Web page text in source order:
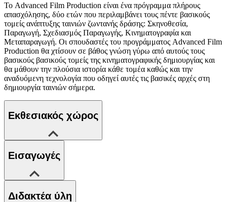
Το Advanced Film Production είναι ένα πρόγραμμα πλήρους
απασχόλησης, δύο ετών που περιλαμβάνει τους πέντε βασικούς
τομείς ανάπτυξης ταινιών ζωντανής δράσης: Σκηνοθεσία,
Παραγωγή, Σχεδιασμός Παραγωγής, Κινηματογραφία και
Μεταπαραγωγή. Οι σπουδαστές του προγράμματος Advanced Film
Production θα χτίσουν σε βάθος γνώση γύρω από αυτούς τους
βασικούς βασικούς τομείς της κινηματογραφικής δημιουργίας και
θα μάθουν την πλούσια ιστορία κάθε τομέα καθώς και την
αναδυόμενη τεχνολογία που οδηγεί αυτές τις βασικές αρχές στη
δημιουργία ταινιών σήμερα.
Εκθεσιακός χώρος
Εισαγωγές
Διδακτέα ύλη